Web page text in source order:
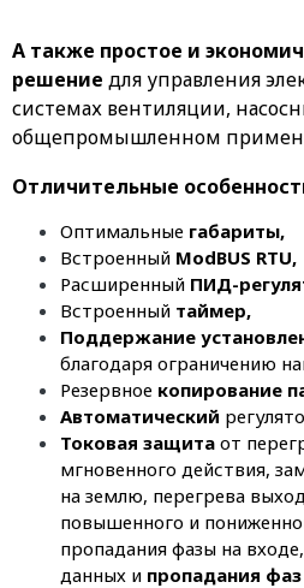
А также простое и
решение для управления
системах вентиляции,
общепромышленном
Отличительные
Оптимальные габариты,
Встроенный ModBUS RTU,
Расширенный ПИД-
Встроенный таймер,
Поддержание
благодаря ограничению
Резервное копирование
Автоматический
Токовая защита от
мгновенного действия,
на землю, перегрева
повышенного и
пропадания фазы на
данных и пропадания